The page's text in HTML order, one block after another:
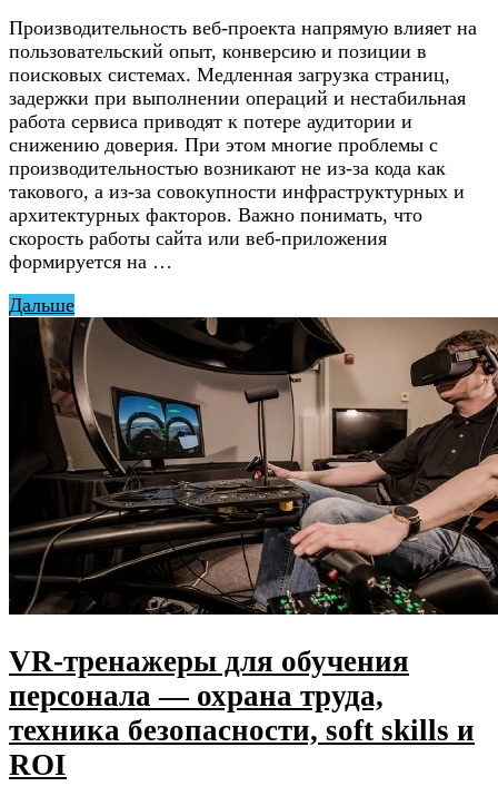
Производительность веб-проекта напрямую влияет на
пользовательский опыт, конверсию и позиции в
поисковых системах. Медленная загрузка страниц,
задержки при выполнении операций и нестабильная
работа сервиса приводят к потере аудитории и
снижению доверия. При этом многие проблемы с
производительностью возникают не из-за кода как
такового, а из-за совокупности инфраструктурных и
архитектурных факторов. Важно понимать, что
скорость работы сайта или веб-приложения
формируется на …
Дальше
VR-тренажеры для обучения
персонала — охрана труда,
техника безопасности, soft skills и
ROI